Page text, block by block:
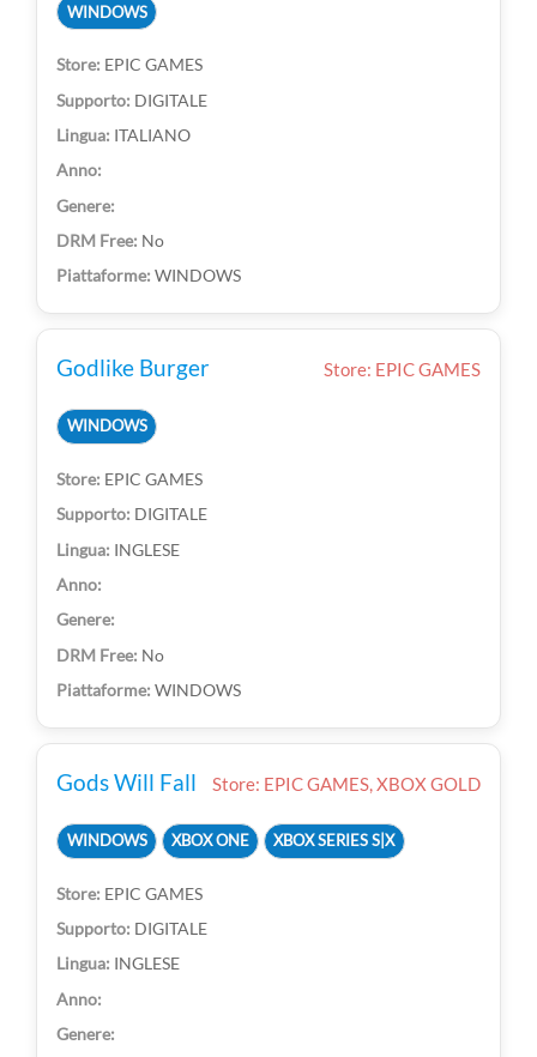
WINDOWS
EPIC GAMES
DIGITALE
ITALIANO
No
WINDOWS
Godlike Burger Store: EPIC GAMES
WINDOWS
EPIC GAMES
DIGITALE
INGLESE
No
WINDOWS
Gods Will Fall Store: EPIC GAMES, XBOX GOLD
WINDOWS XBOX ONE XBOX SERIES S|X
EPIC GAMES
DIGITALE
INGLESE